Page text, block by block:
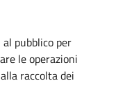
pubblico per
le operazioni
raccolta dei